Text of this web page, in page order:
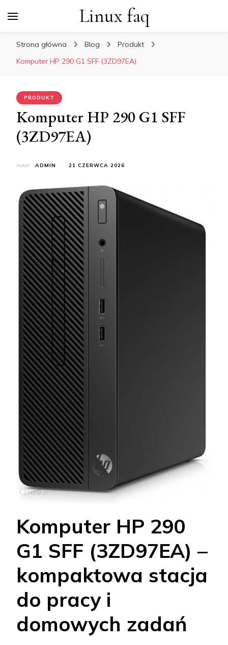
Linux faq
Strona główna Blog
Produkt
Komputer HP 290 G1 SFF (3ZD97EA)
PRODUKT
Komputer HP 290 G1 SFF
(3ZD97EA)
Autor: ADMIN 21 CZERWCA 2026
Komputer HP 290
G1 SFF (3ZD97EA) –
kompaktowa stacja
do pracy i
domowych zadań